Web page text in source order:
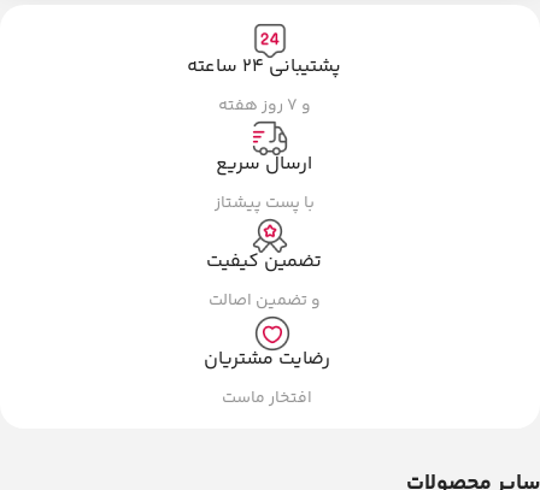
پشتیبانی ۲۴ ساعته
و ۷ روز هفته
ارسال سریع
با پست پیشتاز
تضمین کیفیت
و تضمین اصالت
رضایت مشتریان
افتخار ماست